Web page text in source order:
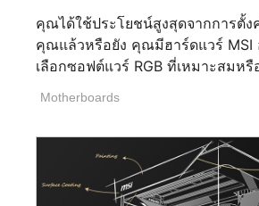
คุณได้ใช้ประโยชน์สูงสุดจากการตั้ง
คุณแล้วหรือยัง คุณมีฮาร์ดแวร์
เลือกซอฟต์แวร์ RGB ที่เหมาะสมห
สามารถช่วยให้คุณใช้ประโยชน์เต็ม
MSI หลีกเลี่ยงความซับซ้อนในการตั้
หรือแม้กระทั่งปรับปรุงประสิทธิภาพข
Motherboards